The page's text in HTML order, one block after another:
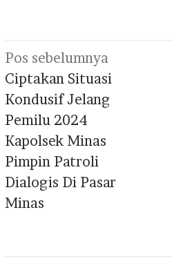
Navigasi
pos
Pos sebelumnya
Ciptakan Situasi
Kondusif Jelang
Pemilu 2024
Kapolsek Minas
Pimpin Patroli
Dialogis Di Pasar
Minas